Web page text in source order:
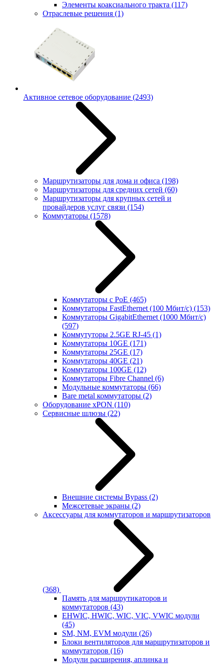
Элементы коаксиального тракта (117)
Отраслевые решения (1)
Активное сетевое оборудование (2493)
Маршрутизаторы для дома и офиса (198)
Маршрутизаторы для средних сетей (60)
Маршрутизаторы для крупных сетей и
провайдеров услуг связи (154)
Коммутаторы (1578)
Коммутаторы с PoE (465)
Коммутаторы FastEthernet (100 Мбит/с) (153)
Коммутаторы GigabitEthernet (1000 Мбит/с)
(597)
Коммутуторы 2.5GE RJ-45 (1)
Коммутаторы 10GE (171)
Коммутаторы 25GE (17)
Коммутаторы 40GE (21)
Коммутаторы 100GE (12)
Коммутаторы Fibre Channel (6)
Модульные коммутаторы (66)
Bare metal коммутаторы (2)
Оборудование xPON (110)
Сервисные шлюзы (22)
Внешние системы Bypass (2)
Межсетевые экраны (2)
Аксессуары для коммутаторов и маршрутизаторов
(368)
Память для маршрутикаторов и
коммутаторов (43)
EHWIC, HWIC, WIC, VIC, VWIC модули
(45)
SM, NM, EVM модули (26)
Блоки вентиляторов для маршрутизаторов и
коммутаторов (16)
Модули расширения, аплинка и